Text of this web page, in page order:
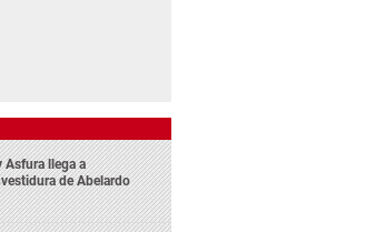
Asfura llega a
de Abelardo